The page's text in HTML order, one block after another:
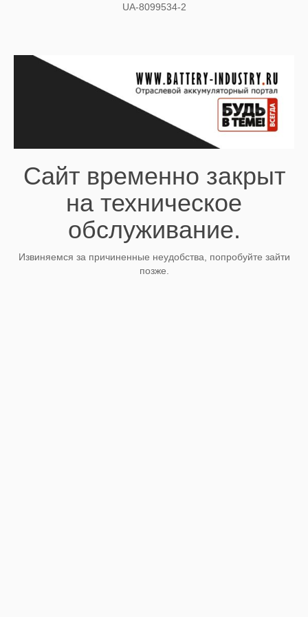
UA-8099534-2
Сайт временно закрыт
на техническое
обслуживание.
Извиняемся за причиненные неудобства, попробуйте зайти
позже.